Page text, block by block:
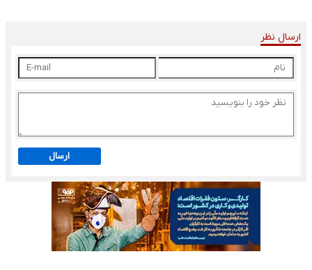
ارسال نظر
ارسال